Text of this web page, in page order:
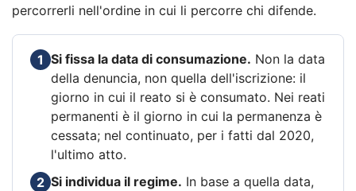
percorrerli nell'ordine in cui li percorre chi difende.
1 Si fissa la data di consumazione. Non la data
della denuncia, non quella dell'iscrizione: il
giorno in cui il reato si è consumato. Nei reati
permanenti è il giorno in cui la permanenza è
cessata; nel continuato, per i fatti dal 2020,
l'ultimo atto.
2 Si individua il regime. In base a quella data,